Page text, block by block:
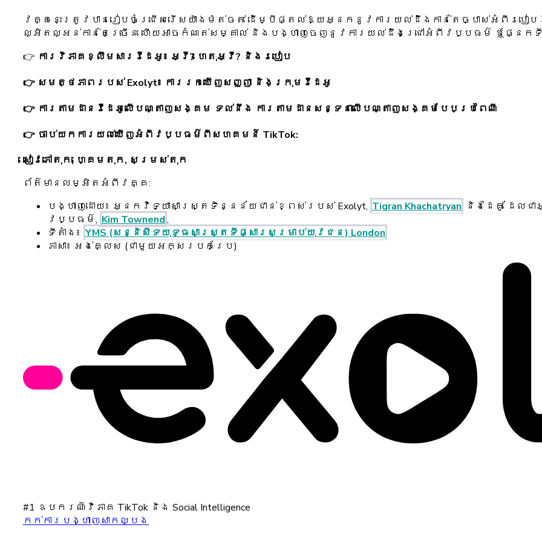
វគ្គនេះត្រូវបានរៀបចំជ្រើសរើសយ៉ាងម៉ត់ចត់ ដើម្បីផ្តល់ឱ្យអ្នកនូវការយល់ដឹងកាន់តែច្បាស់អំពីរបៀប
ល្អិតល្អន់កាន់តែច្រើន ហើយអាចកំណត់សម្គាល់ និងបង្ហាញចេញនូវការយល់ដឹងជ្រៅអំពីវប្បធម៌ ឬផ្នែកទី
👉 ការវិភាគខ្លឹមសារវីដេអូ៖ អ្វី? ហេតុអ្វី? និងរបៀប
👉 សមត្ថភាពរបស់ Exolyt៖ ការរកឃើញសញ្ញា និងក្រុមវីដេអូ
👉 ការតាមដានវីដេអូលើបណ្តាញសង្គម ទល់នឹង ការតាមដានសន្ទនាលើបណ្តាញសង្គមបែបប្រពៃណី
👉 ចាប់យកការយល់ឃើញអំពីវប្បធម៌ពីសហគមន៍ TikTok:
សៀវភៅតុក, ហ្គេមតុក, សម្រស់តុក
ព័ត៌មានលម្អិតអំពីវគ្គ:
បង្ហាញដោយ៖ អ្នកវិទ្យាសាស្ត្រទិន្នន័យជាន់ខ្ពស់របស់ Exolyt, Tigran Khachatryan និង​ដៃគូ ដែល
វប្បធម៌, Kim Townend,
ទីតាំង៖ YMS (សន្និសីទយុទ្ធសាស្ត្រទីផ្សារសម្រាប់យុវជន) London
ភាសា៖ អង់គ្លេស (ជាមួយអក្សរបកប្រែ)
#1 ឧបករណ៍វិភាគ TikTok និង Social Intelligence
កក់ការបង្ហាញសាកល្បង